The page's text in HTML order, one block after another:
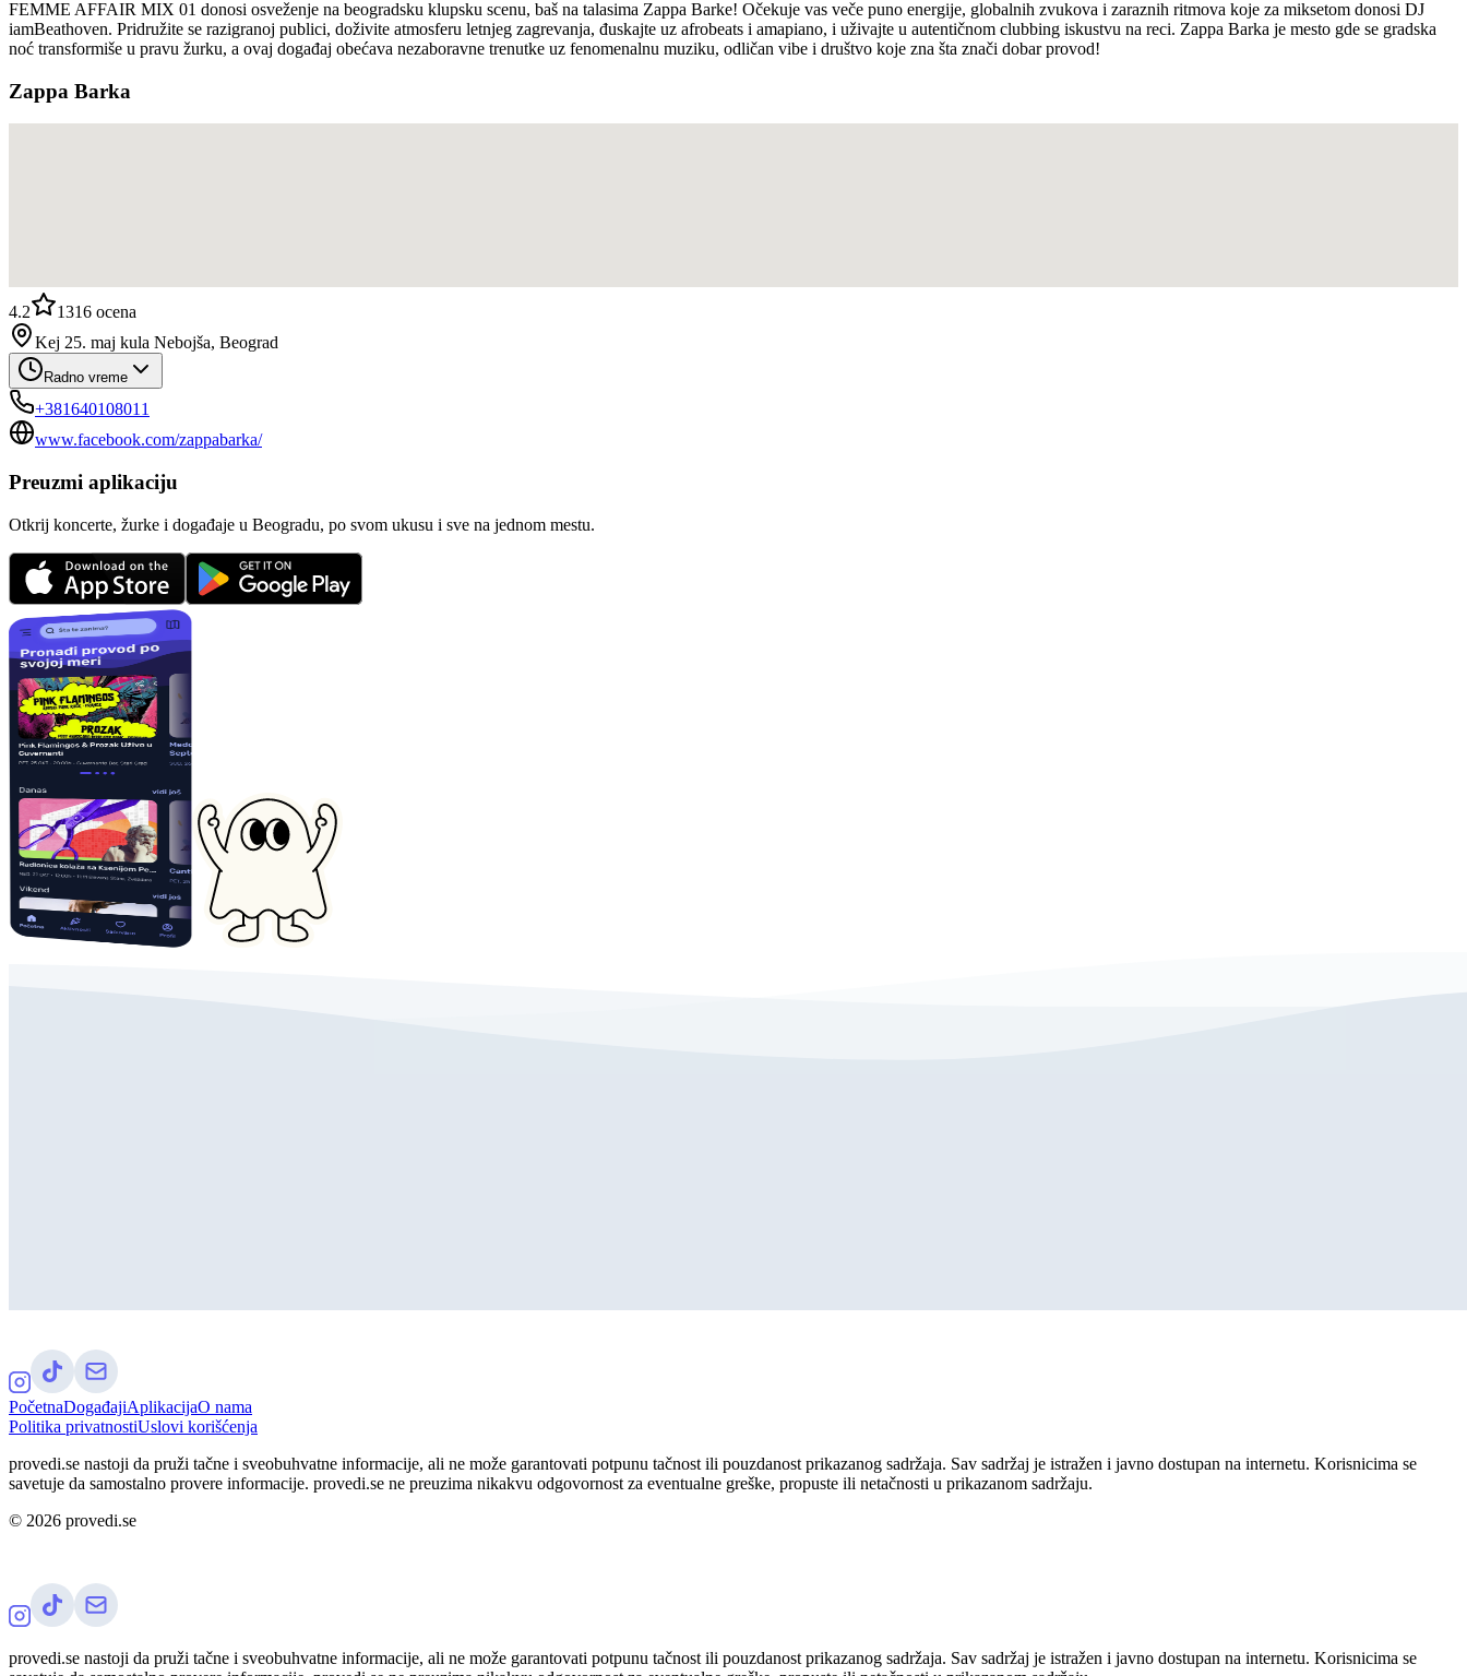
FEMME AFFAIR MIX 01 donosi osveženje na beogradsku klupsku scenu, baš na talasima Zappa Barke! Očekuje vas veče puno energije, globalnih zvukova i zaraznih ritmova koje za miksetom donosi DJ
iamBeathoven. Pridružite se razigranoj publici, doživite atmosferu letnjeg zagrevanja, đuskajte uz afrobeats i amapiano, i uživajte u autentičnom clubbing iskustvu na reci. Zappa Barka je mesto gde se gradska
noć transformiše u pravu žurku, a ovaj događaj obećava nezaboravne trenutke uz fenomenalnu muziku, odličan vibe i društvo koje zna šta znači dobar provod!
Zappa Barka
4.2 1316 ocena
Kej 25. maj kula Nebojša, Beograd
Radno vreme
+381640108011
www.facebook.com/zappabarka/
Preuzmi aplikaciju
Otkrij koncerte, žurke i događaje u Beogradu, po svom ukusu i sve na jednom mestu.
PočetnaDogađajiAplikacijaO nama
Politika privatnostiUslovi korišćenja
provedi.se nastoji da pruži tačne i sveobuhvatne informacije, ali ne može garantovati potpunu tačnost ili pouzdanost prikazanog sadržaja. Sav sadržaj je istražen i javno dostupan na internetu. Korisnicima se
savetuje da samostalno provere informacije. provedi.se ne preuzima nikakvu odgovornost za eventualne greške, propuste ili netačnosti u prikazanom sadržaju.
© 2026 provedi.se
provedi.se nastoji da pruži tačne i sveobuhvatne informacije, ali ne može garantovati potpunu tačnost ili pouzdanost prikazanog sadržaja. Sav sadržaj je istražen i javno dostupan na internetu. Korisnicima se